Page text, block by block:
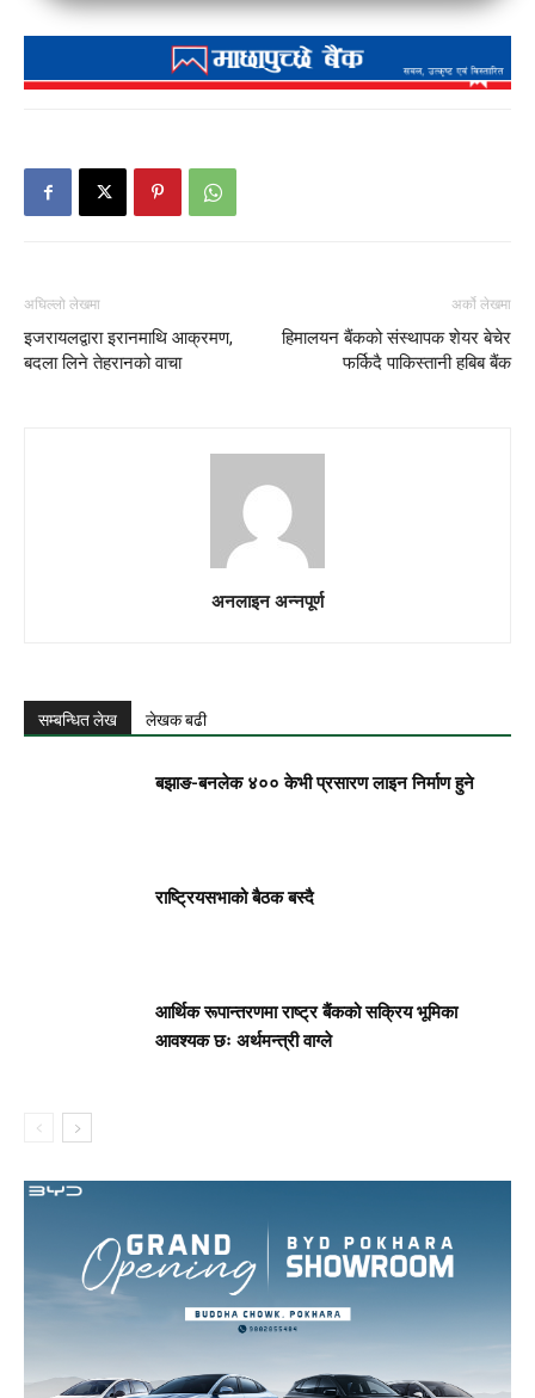
अघिल्लो लेखमा
इजरायलद्वारा इरानमाथि आक्रमण,
बदला लिने तेहरानको वाचा
अर्को लेखमा
हिमालयन बैंकको संस्थापक शेयर बेचेर
फर्किदै पाकिस्तानी हबिब बैंक
अनलाइन अन्नपूर्ण
सम्बन्धित लेख लेखक बढी
बझाङ-बनलेक ४०० केभी प्रसारण लाइन निर्माण हुने
राष्ट्रियसभाको बैठक बस्दै
आर्थिक रूपान्तरणमा राष्ट्र बैंकको सक्रिय भूमिका
आवश्यक छः अर्थमन्त्री वाग्ले